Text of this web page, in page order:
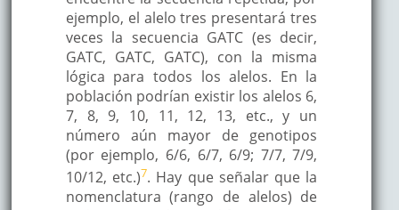
ejemplo, el alelo tres presentará tres
veces la secuencia GATC (es decir,
GATC, GATC, GATC), con la misma
lógica para todos los alelos. En la
población podrían existir los alelos 6,
7, 8, 9, 10, 11, 12, 13, etc., y un
número aún mayor de genotipos
(por ejemplo, 6/6, 6/7, 6/9; 7/7, 7/9,
10/12, etc.)7. Hay que señalar que la
nomenclatura (rango de alelos) de